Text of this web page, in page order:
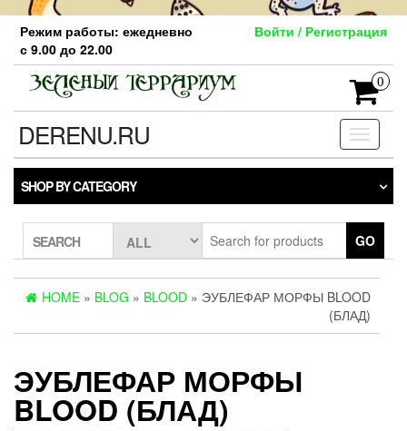
Skip
the
content
Режим работы: ежедневно
с 9.00 до 22.00
Войти / Регистрация
0
Toggle
DERENU.RU
SHOP BY CATEGORY
SEARCH GO
HOME » BLOG » BLOOD » ЭУБЛЕФАР МОРФЫ BLOOD
(БЛАД)
ЭУБЛЕФАР МОРФЫ
BLOOD (БЛАД)